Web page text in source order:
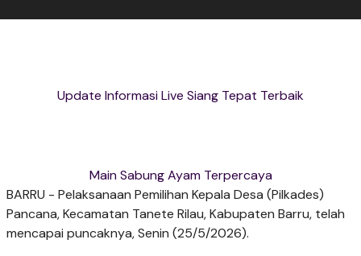
Update Informasi Live Siang Tepat Terbaik
Main Sabung Ayam Terpercaya
​BARRU - Pelaksanaan Pemilihan Kepala Desa (Pilkades)
Pancana, Kecamatan Tanete Rilau, Kabupaten Barru, telah
mencapai puncaknya, Senin (25/5/2026).